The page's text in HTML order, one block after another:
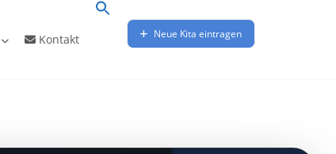
Kontakt Neue Kita eintragen